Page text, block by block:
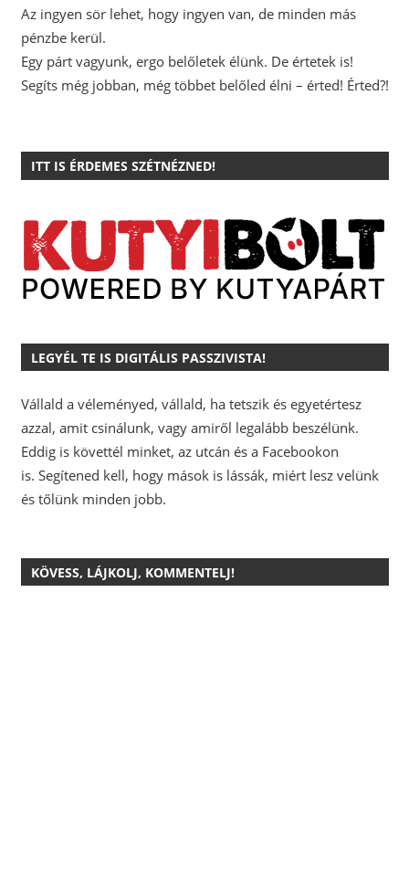
Az ingyen sör lehet, hogy ingyen van, de minden más
pénzbe kerül.
Egy párt vagyunk, ergo belőletek élünk. De értetek is!
Segíts még jobban, még többet belőled élni – érted! Érted?!
ITT IS ÉRDEMES SZÉTNÉZNED!
LEGYÉL TE IS DIGITÁLIS PASSZIVISTA!
Vállald a véleményed, vállald, ha tetszik és egyetértesz
azzal, amit csinálunk, vagy amiről legalább beszélünk.
Eddig is követtél minket, az utcán és a Facebookon
is. Segítened kell, hogy mások is lássák, miért lesz velünk
és tőlünk minden jobb.
KÖVESS, LÁJKOLJ, KOMMENTELJ!